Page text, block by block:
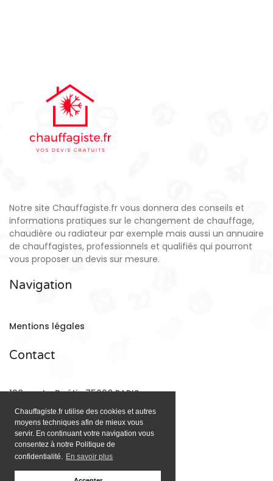
Chauffagiste.fr utilise des cookies et autres
moyens techniques afin de mieux vous
servir. En continuant votre navigation vous
consentez à notre Politique de
confidentialité. En savoir plus
Notre site Chauffagiste.fr vous donnera des conseils et
informations pratiques sur le changement de chauffage,
chaudière ou radiateur par exemple mais aussi un annuaire
de chauffagistes, professionnels et qualifiés qui pourront
vous proposer un devis sur mesure.
Navigation
Mentions légales
Contact
128 rue La Boétie 75008 PARIS
Email: contact@chauffagiste.fr